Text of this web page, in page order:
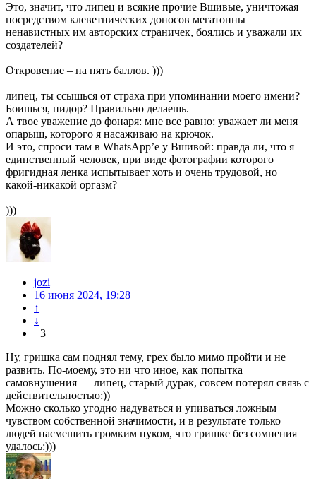
Это, значит, что липец и всякие прочие Вшивые, уничтожая
посредством клеветнических доносов мегатонны
ненавистных им авторских страничек, боялись и уважали их
создателей?
Откровение – на пять баллов. )))
липец, ты ссышься от страха при упоминании моего имени?
Боишься, пидор? Правильно делаешь.
А твое уважение до фонаря: мне все равно: уважает ли меня
опарыш, которого я насаживаю на крючок.
И это, спроси там в WhatsApp’е у Вшивой: правда ли, что я –
единственный человек, при виде фотографии которого
фригидная ленка испытывает хоть и очень трудовой, но
какой-никакой оргазм?
)))
jozi
16 июня 2024, 19:28
↑
↓
+3
Ну, гришка сам поднял тему, грех было мимо пройти и не
развить. По-моему, это ни что иное, как попытка
самовнушения — липец, старый дурак, совсем потерял связь с
действительностью:))
Можно сколько угодно надуваться и упиваться ложным
чувством собственной значимости, и в результате только
людей насмешить громким пуком, что гришке без сомнения
удалось:)))